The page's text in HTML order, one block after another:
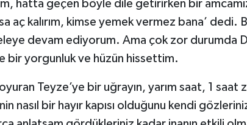
hatta geçen böyle dile getirirken bir
aç kalırım, kimse yemek vermez bana’ dedi.
devam ediyorum. Ama çok zor durumda
bir yorgunluk ve hüzün hissettim.
Teyze’ye bir uğrayın, yarım saat, 1 saat
nasıl bir hayır kapısı olduğunu kendi